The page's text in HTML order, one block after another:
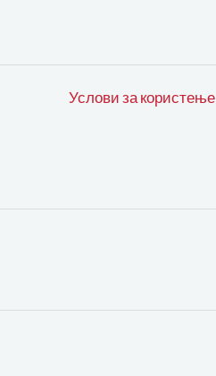
Услови за користење